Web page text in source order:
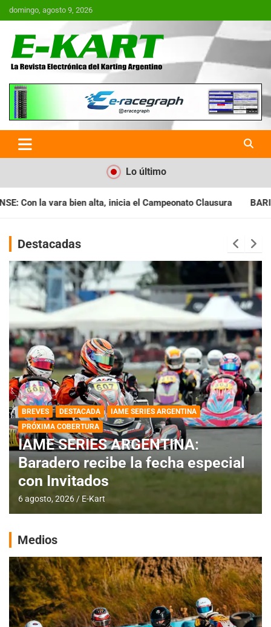
Saltar
al
domingo, agosto 9, 2026
E-Kart.com.ar | La Revista
Electrónica del Karting en
Argentina
Lo último
Campeonato Clausura BARILOCHENSE: Preparan una
Destacadas
BREVES DESTACADA
IAME SERIES ARGENTINA
PRÓXIMA COBERTURA
IAME SERIES ARGENTINA:
Baradero recibe la fecha especial
con Invitados
6 agosto, 2026 E-Kart
Medios